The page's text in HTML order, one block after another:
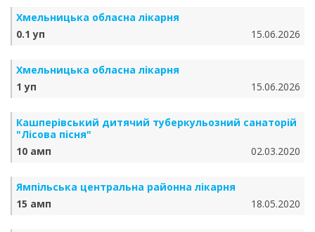
Хмельницька обласна лікарня
0.1 уп
15.06.2026
Хмельницька обласна лікарня
1 уп
15.06.2026
Кашперівський дитячий туберкульозний санаторій
"Лісова пісня"
10 амп
02.03.2020
Ямпільська центральна районна лікарня
15 амп
18.05.2020